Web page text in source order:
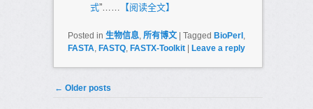
式”…… 【阅读全文】
Posted in 生物信息, 所有博文 Tagged BioPerl ,
FASTA, FASTQ, FASTX-Toolkit Leave a reply
Post navigation
← Older posts